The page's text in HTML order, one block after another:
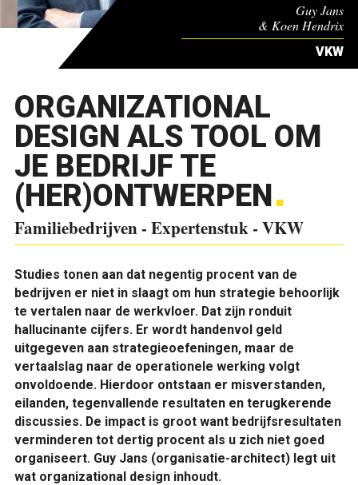
Guy Jans
& Koen Hendrix
VKW
ORGANIZATIONAL
DESIGN ALS TOOL OM
JE BEDRIJF TE
(HER)ONTWERPEN
Familiebedrijven - Expertenstuk - VKW
Studies tonen aan dat negentig procent van de
bedrijven er niet in slaagt om hun strategie behoorlijk
te vertalen naar de werkvloer. Dat zijn ronduit
hallucinante cijfers. Er wordt handenvol geld
uitgegeven aan strategieoefeningen, maar de
vertaalslag naar de operationele werking volgt
onvoldoende. Hierdoor ontstaan er misverstanden,
eilanden, tegenvallende resultaten en terugkerende
discussies. De impact is groot want bedrijfsresultaten
verminderen tot dertig procent als u zich niet goed
organiseert. Guy Jans (organisatie-architect) legt uit
wat organizational design inhoudt.